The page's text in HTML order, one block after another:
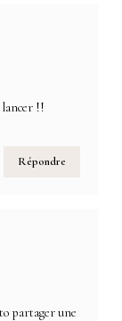
lancer !!
Répondre
partager une